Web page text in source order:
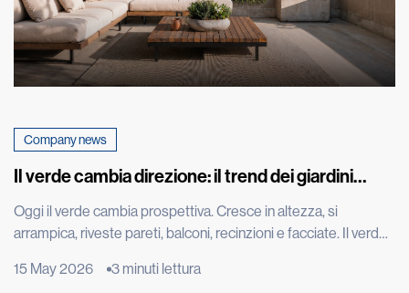
Company news
Il verde cambia direzione: il trend dei giardini
Oggi il verde cambia prospettiva. Cresce in altezza, si
arrampica, riveste pareti, balconi, recinzioni e facciate. Il verde
nuovo, trasformando muri, tetti e spazi verticali in paesaggi da
15 May 2026 3 minuti lettura